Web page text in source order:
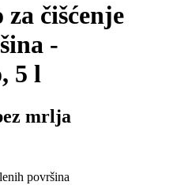
za čišćenje
-
5 l
mrlja
površina